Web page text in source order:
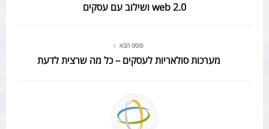
web 2.0 ושילוב עם עסקים
פוסט הבא
מערכות סולאריות לעסקים – כל מה שרצית לדעת